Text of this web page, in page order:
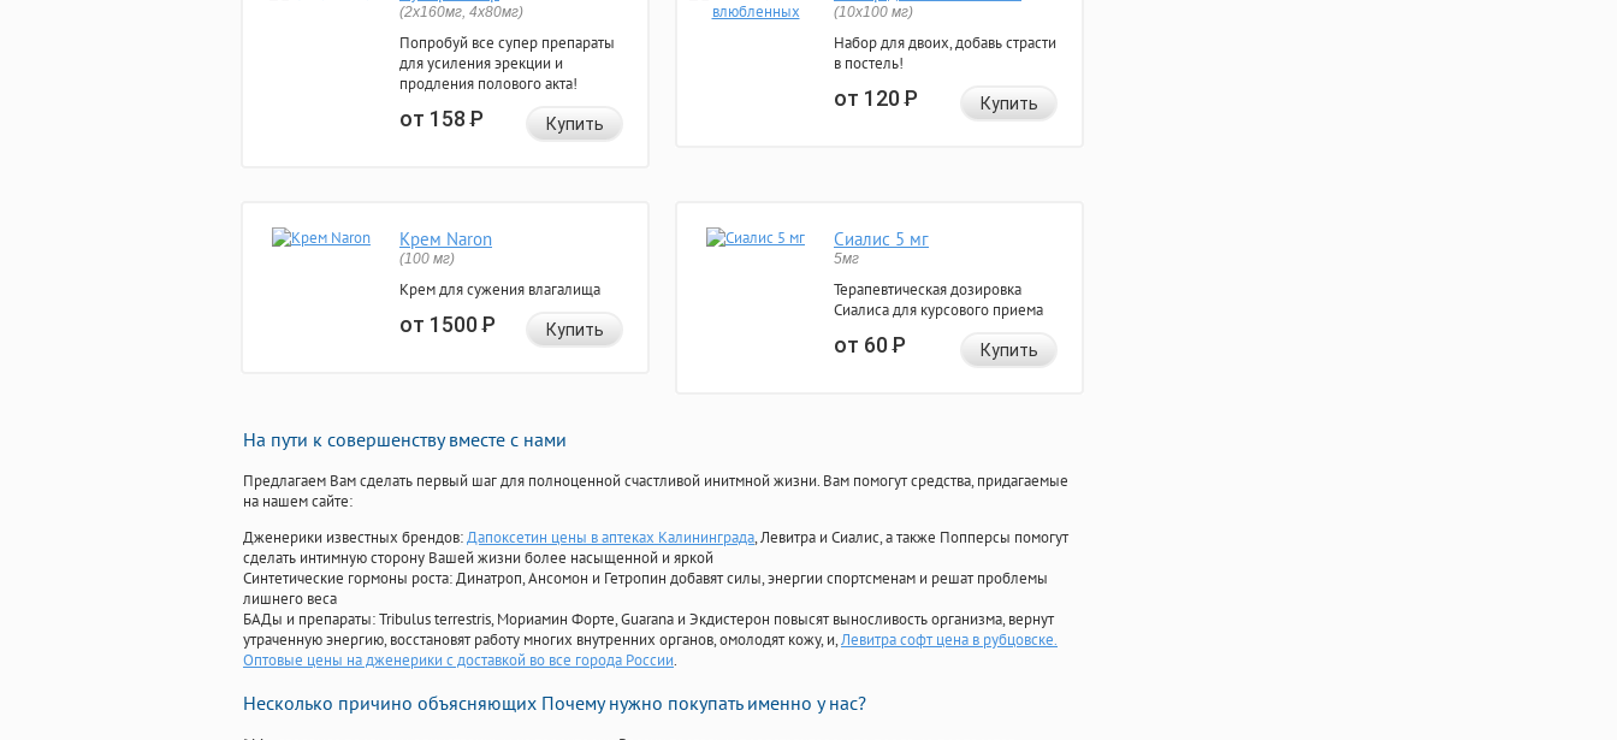
(2х160мг, 4х80мг)
Попробуй все супер препараты
для усиления эрекции и
продления полового акта!
от 158Р Купить
(10х100 мг)
Набор для двоих, добавь страсти
в постель!
от 120Р Купить
Крем Naron
(100 мг)
Крем для сужения влагалища
от 1500Р Купить
Сиалис 5 мг
5мг
Терапевтическая дозировка
Сиалиса для курсового приема
от 60Р Купить
На пути к совершенству вместе с нами
Предлагаем Вам сделать первый шаг для полноценной счастливой инитмной жизни. Вам помогут средства, придагаемые
на нашем сайте:
Дженерики известных брендов:Дапоксетин цены в аптеках Калининграда, Левитра и Сиалис, а также Попперсы помогут
сделать интимную сторону Вашей жизни более насыщенной и яркой
Синтетические гормоны роста: Динатроп, Ансомон и Гетропин добавят силы, энергии спортсменам и решат проблемы
лишнего веса
БАДы и препараты:Tribulus terrestris, Мориамин Форте, Guarana и Экдистерон повысят выносливость организма, вернут
утраченную энергию, восстановят работу многих внутренних органов, омолодят кожу, и,Левитра софт цена в рубцовске.
Оптовые цены на дженерики с доставкой во все города России.
Несколько причино объясняющих Почему нужно покупать именно у нас?